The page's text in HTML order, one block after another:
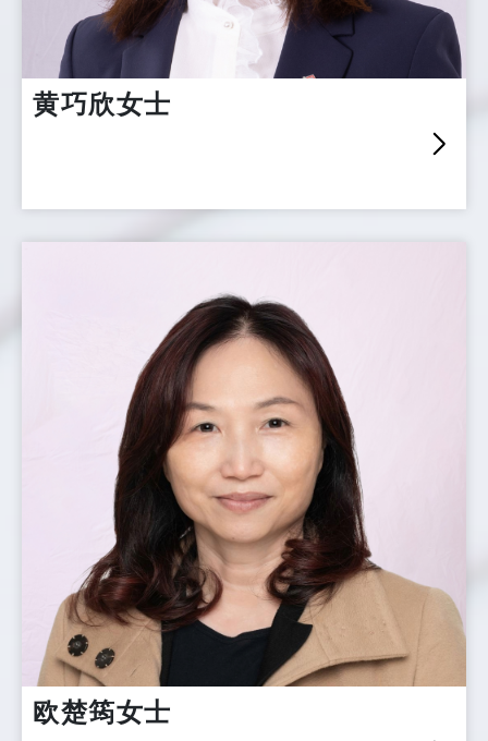
黄巧欣女士
欧楚筠女士